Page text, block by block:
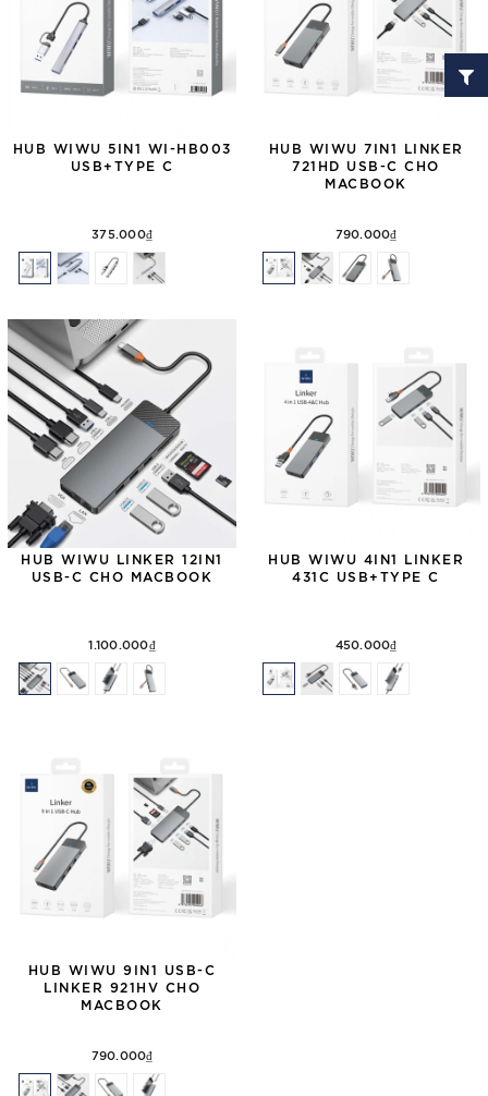
HUB WIWU 5IN1 WI-HB003
USB+TYPE C
375.000₫
HUB WIWU 7IN1 LINKER
721HD USB-C CHO
MACBOOK
790.000₫
HUB WIWU LINKER 12IN1
USB-C CHO MACBOOK
1.100.000₫
HUB WIWU 4IN1 LINKER
431C USB+TYPE C
450.000₫
HUB WIWU 9IN1 USB-C
LINKER 921HV CHO
MACBOOK
790.000₫